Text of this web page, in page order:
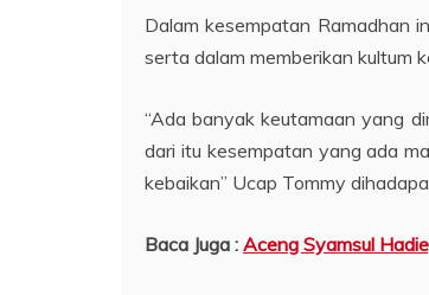
Dalam kesempatan Ramadhan
serta dalam memberikan kultum
“Ada banyak keutamaan yang
dari itu kesempatan yang ada
kebaikan” Ucap Tommy
Baca Juga : Aceng Syamsul